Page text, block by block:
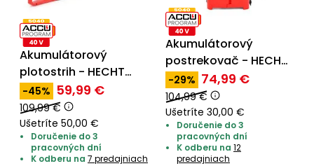
Akumulátorový
plotostrih - HECHT
6040
-45% 59,99 €
109,99 €
Ušetríte 50,00 €
Doručenie do 3
pracovných dní
K odberu na 7 predajniach
Akumulátorový
postrekovač - HECHT
9415
-29% 74,99 €
104,99 €
Ušetríte 30,00 €
Doručenie do 3
pracovných dní
K odberu na 12
predajniach